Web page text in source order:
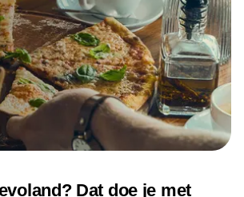
Dat doe je met